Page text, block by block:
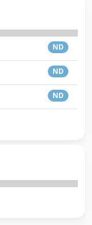
ND
ND
ND